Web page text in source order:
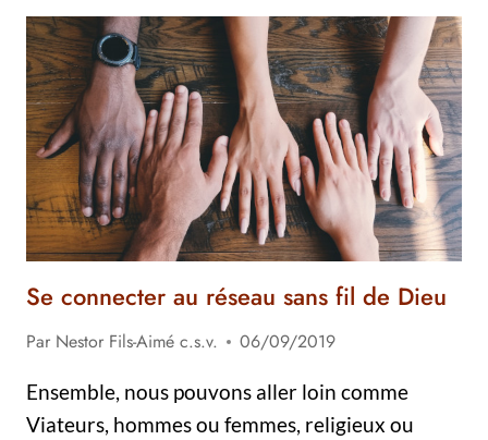
DEVIENNE
RÉALITÉ !
Se connecter au réseau sans fil de Dieu
Par Nestor Fils-Aimé c.s.v.
06/09/2019
Ensemble, nous pouvons aller loin comme
Viateurs, hommes ou femmes, religieux ou